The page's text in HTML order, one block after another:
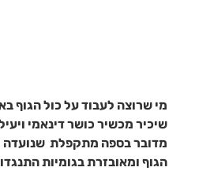
מי שרוצה לעבוד על כול הגוף
שיכיר מכשיר כושר דינאמי
מדובר בספה מתקפלת שנועדה
הגוף ומאובזרת בגומיות